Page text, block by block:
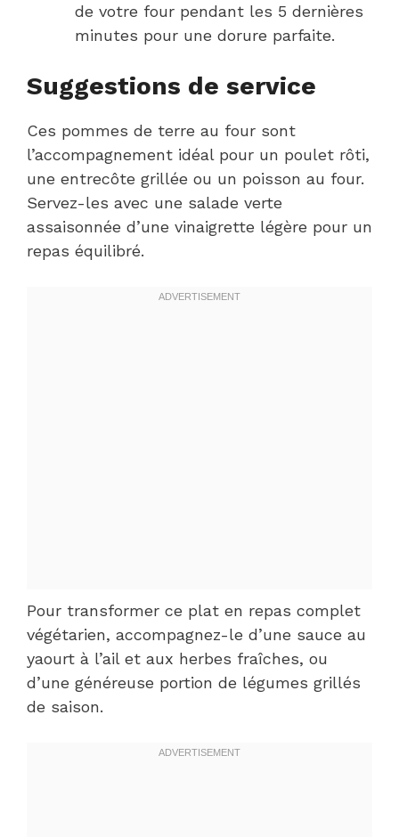
de votre four pendant les 5 dernières
minutes pour une dorure parfaite.
Suggestions de service
Ces pommes de terre au four sont
l’accompagnement idéal pour un poulet rôti,
une entrecôte grillée ou un poisson au four.
Servez-les avec une salade verte
assaisonnée d’une vinaigrette légère pour un
repas équilibré.
Pour transformer ce plat en repas complet
végétarien, accompagnez-le d’une sauce au
yaourt à l’ail et aux herbes fraîches, ou
d’une généreuse portion de légumes grillés
de saison.